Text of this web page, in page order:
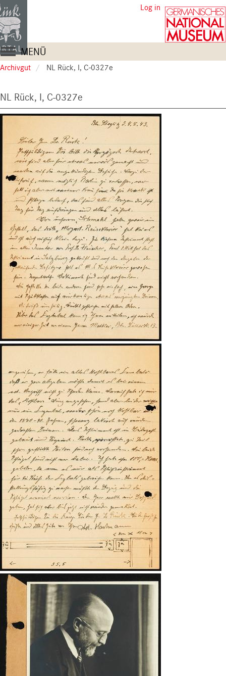
Skip
to
main
content
User
account
menu
Log in
Main
navigation
MENÜ
Archivgut NL Rück, I, C-0327e
NL Rück, I, C-0327e